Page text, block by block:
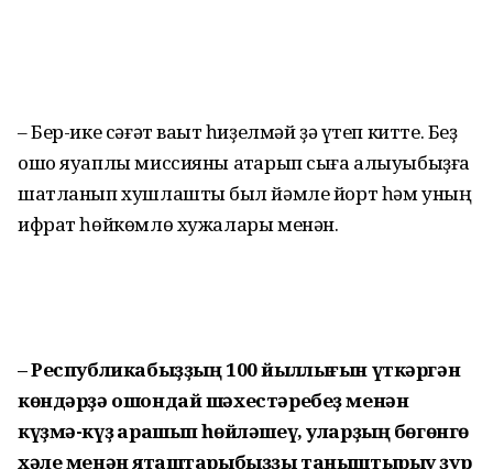
– Бер-ике сәғәт ваҡыт һиҙелмәй ҙә үтеп китте. Беҙ
ошо яуаплы миссияны атҡарып сыға алыуыбыҙға
шатланып хушлаштыҡ был йәмле йорт һәм уның
ифрат һөйкөмлө хужалары менән.
– Республикабыҙҙың 100 йыл­лығын үткәргән
көндәрҙә ошондай шәхестәребеҙ менән
күҙмә-күҙ ҡа­рашып һөйләшеү, уларҙың бөгөнгө
хәле менән яҡташтарыбыҙҙы таныштырыу ҙур